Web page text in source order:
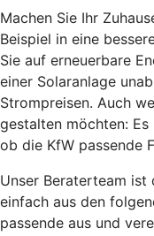
Machen Sie Ihr
Beispiel in eine
Sie auf erneuerbare
einer Solaranlage
Strompreisen. Auch
gestalten möchten:
ob die KfW passende
Unser Beraterteam ist
einfach aus den
passende aus und